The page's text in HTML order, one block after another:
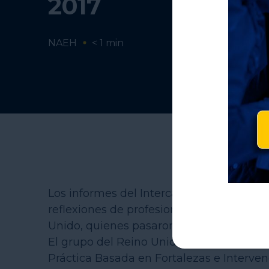
NAEH < 1 min
Los informes del Intercambio
reflexiones de profesionales de servicios
Unido, quienes pasaron hasta dos
El grupo del Reino Unido abordó temas
Práctica Basada en Fortalezas e